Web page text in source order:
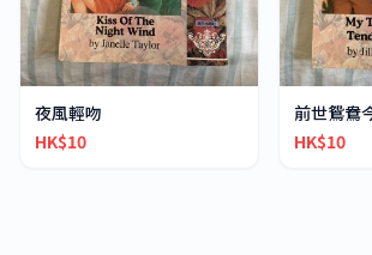
夜風輕吻
HK$10
前世鴛鴦
HK$10